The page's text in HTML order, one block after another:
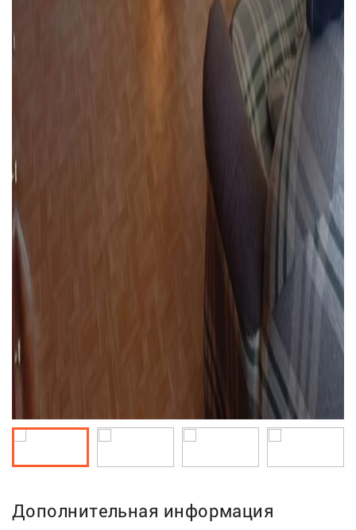
Дополнительная информация